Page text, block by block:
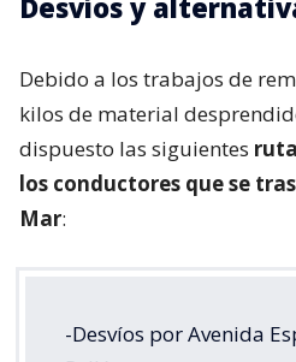
Desvíos y
Debido a los trabajos de
kilos de material
dispuesto las siguientes
los conductores que se
Mar:
-Desvíos por Avenida